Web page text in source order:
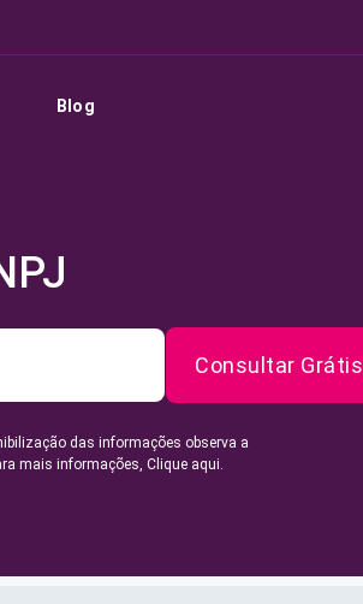
Blog
Consultar Grátis
das informações observa a
mais informações, Clique aqui.